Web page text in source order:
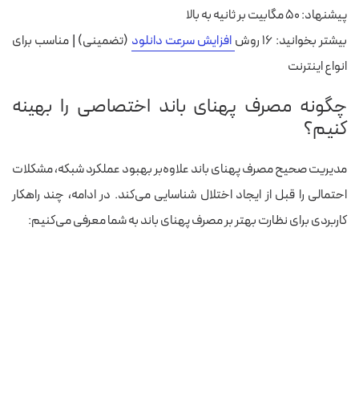
پیشنهاد: ۵۰ مگابیت بر ثانیه به بالا
بیشتر بخوانید:
افزایش سرعت دانلود (تضمینی) | مناسب برای
انواع اینترنت
چگونه مصرف پهنای باند اختصاصی را بهینه
کنیم؟
مدیریت صحیح مصرف پهنای باند علاوه‌بر بهبود عملکرد شبکه، مشکلات
احتمالی را قبل از ایجاد اختلال شناسایی می‌کند. در ادامه، چند راهکار
کاربردی برای نظارت بهتر بر مصرف پهنای باند به شما معرفی می‌کنیم: